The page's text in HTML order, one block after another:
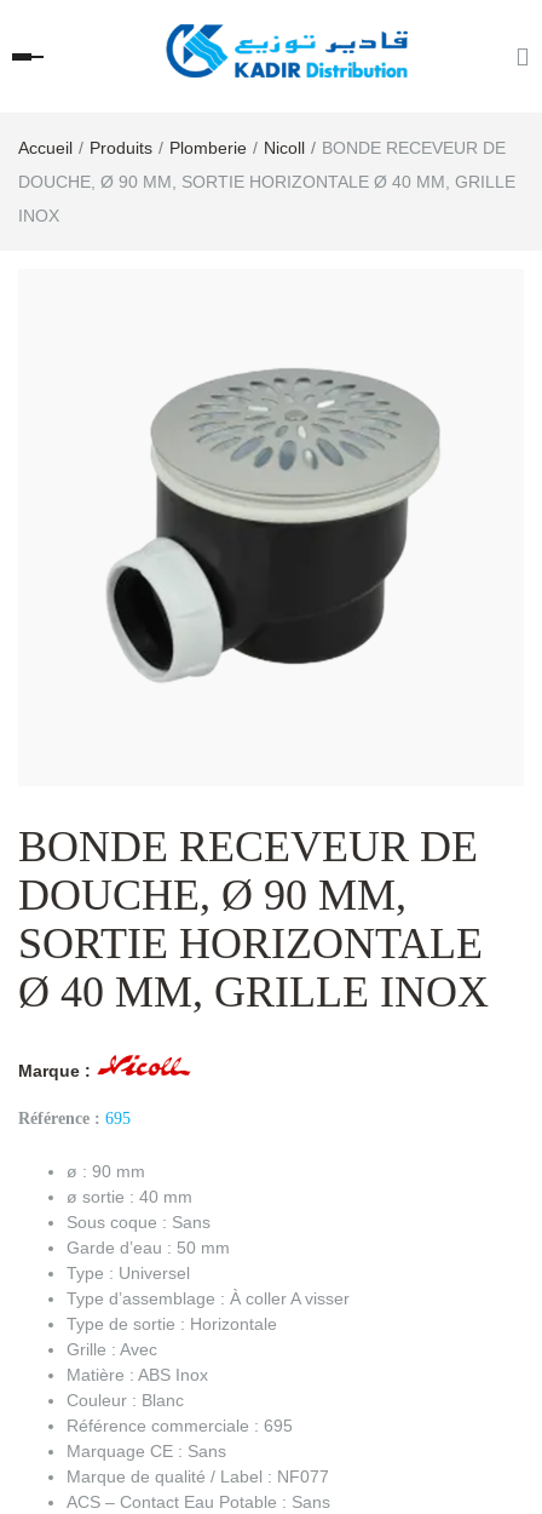
Accueil Produits Plomberie Nicoll
BONDE RECEVEUR DE
DOUCHE, Ø 90 MM, SORTIE HORIZONTALE Ø 40 MM, GRILLE
INOX
BONDE RECEVEUR DE
DOUCHE, Ø 90 MM,
SORTIE HORIZONTALE
Ø 40 MM, GRILLE INOX
Marque :
Référence : 695
ø : 90 mm
ø sortie : 40 mm
Sous coque : Sans
Garde d’eau : 50 mm
Type : Universel
Type d’assemblage : À coller A visser
Type de sortie : Horizontale
Grille : Avec
Matière : ABS Inox
Couleur : Blanc
Référence commerciale : 695
Marquage CE : Sans
Marque de qualité / Label : NF077
ACS – Contact Eau Potable : Sans